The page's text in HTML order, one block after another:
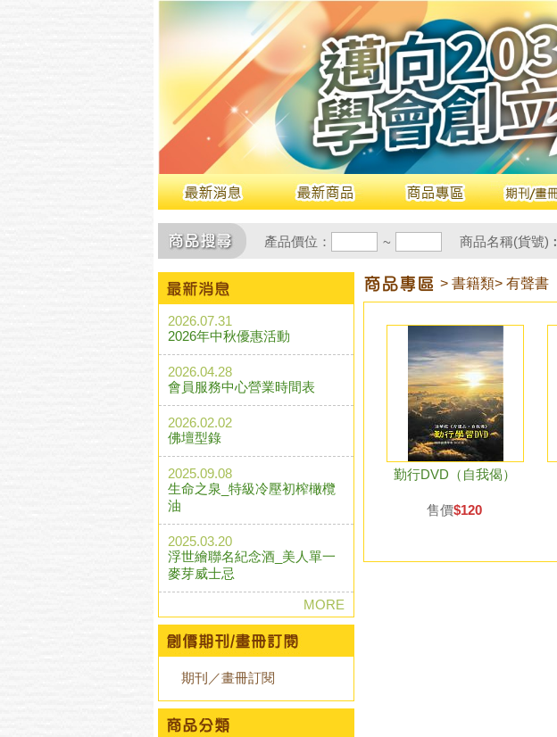
產品價位： ~ 商品名稱(貨號)︰
2026.07.31
2026年中秋優惠活動
2026.04.28
會員服務中心營業時間表
2026.02.02
佛壇型錄
2025.09.08
生命之泉_特級冷壓初榨橄欖
油
2025.03.20
浮世繪聯名紀念酒_美人單一
麥芽威士忌
MORE
期刊／畫冊訂閱
> 書籍類> 有聲書
勤行DVD（自我偈）
售價$120